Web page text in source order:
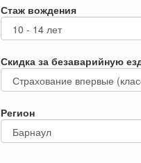
Стаж вождения
Скидка за безаварийную
Регион